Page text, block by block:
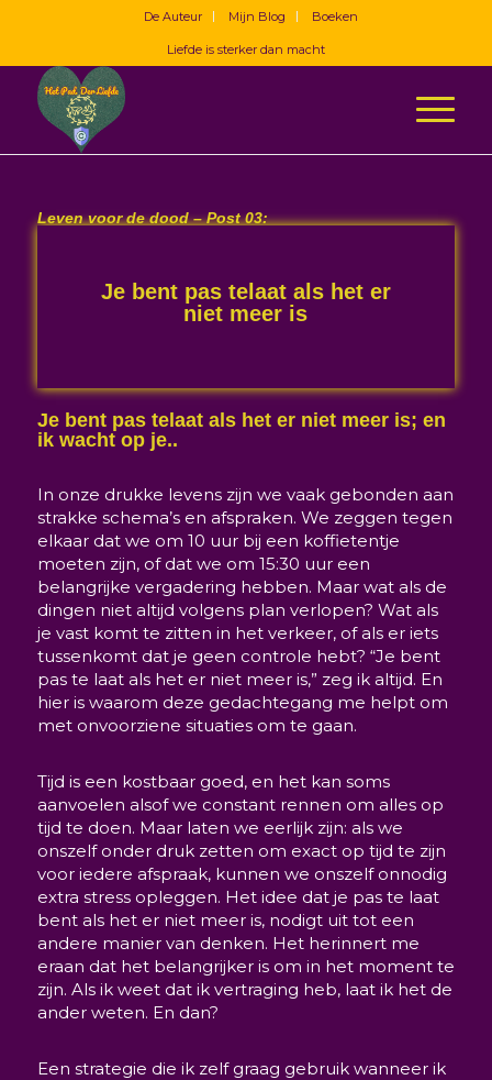
De Auteur Mijn Blog Boeken
Liefde is sterker dan macht
Leven voor de dood – Post 03:
Je bent pas telaat als het er
niet meer is
Je bent pas telaat als het er niet meer is; en
ik wacht op je..
In onze drukke levens zijn we vaak gebonden aan
strakke schema’s en afspraken. We zeggen tegen
elkaar dat we om 10 uur bij een koffietentje
moeten zijn, of dat we om 15:30 uur een
belangrijke vergadering hebben. Maar wat als de
dingen niet altijd volgens plan verlopen? Wat als
je vast komt te zitten in het verkeer, of als er iets
tussenkomt dat je geen controle hebt? “Je bent
pas te laat als het er niet meer is,” zeg ik altijd. En
hier is waarom deze gedachtegang me helpt om
met onvoorziene situaties om te gaan.
Tijd is een kostbaar goed, en het kan soms
aanvoelen alsof we constant rennen om alles op
tijd te doen. Maar laten we eerlijk zijn: als we
onszelf onder druk zetten om exact op tijd te zijn
voor iedere afspraak, kunnen we onszelf onnodig
extra stress opleggen. Het idee dat je pas te laat
bent als het er niet meer is, nodigt uit tot een
andere manier van denken. Het herinnert me
eraan dat het belangrijker is om in het moment te
zijn. Als ik weet dat ik vertraging heb, laat ik het de
ander weten. En dan?
Een strategie die ik zelf graag gebruik wanneer ik